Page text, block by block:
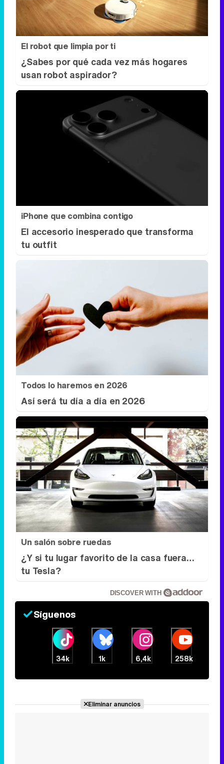
usan robot aspirador?
iPhone que combina contigo
El accesorio inesperado que transforma
Todos lo haremos en 2026
Así será tu día a día en 2026
Un salón sobre ruedas
¿Y si tu lugar favorito de la casa fuera…
tu Tesla?
DISCOVER WITH
Síguenos
6,4k 258k
Eliminar anuncios